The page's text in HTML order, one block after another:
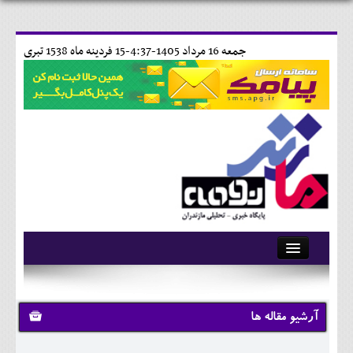
15 فردينه ماه 1538 تبری جمعه 16 مرداد 1405-4:37-
آرشیو
تماس با ما
وبلاگ
آرشیو مقاله ها